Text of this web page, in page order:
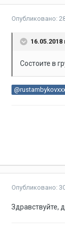
Опубликовано:
16.05.2018
Состоите в
Опубликовано:
Здравствуйте,